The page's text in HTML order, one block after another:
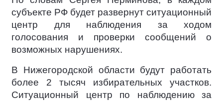
субъекте РФ будет развернут ситуационный
центр для наблюдения за ходом
голосования и проверки сообщений о
возможных нарушениях.
В Нижегородской области будут работать
более 2 тысяч избирательных участков.
Ситуационный центр по наблюдению за